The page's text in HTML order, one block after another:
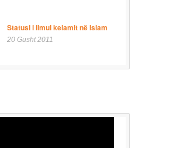
Statusi i ilmul kelamit në Islam
20 Gusht 2011